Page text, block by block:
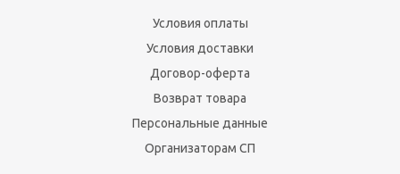
Условия оплаты
Условия доставки
Договор-оферта
Возврат товара
Персональные данные
Организаторам СП